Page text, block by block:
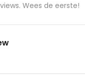
Wees de eerste!